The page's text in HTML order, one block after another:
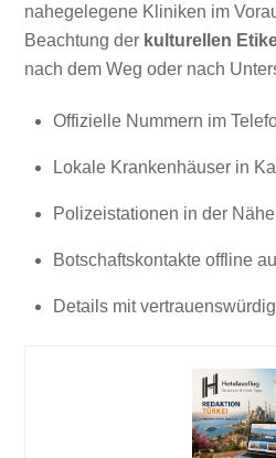
nahegelegene Kliniken im
Beachtung der kulturellen
nach dem Weg oder nach
Offizielle Nummern im
Lokale Krankenhäuser in
Polizeistationen in der
Botschaftskontakte offline
Details mit